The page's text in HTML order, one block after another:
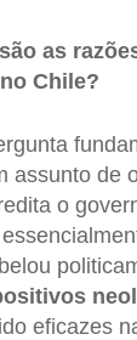
as
Chile?
assunto de
o
eficazes